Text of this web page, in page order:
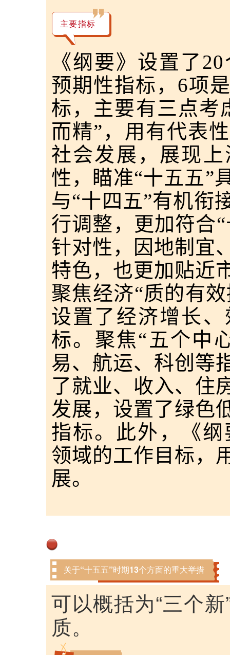
主要指标
《纲要》设置了
预期性指标，6项
标，主要有三点考
而精”，用有代表
社会发展，展现
性，瞄准“十五五”
与“十四五”有机衔
行调整，更加符合
针对性，因地制宜
特色，也更加贴近
聚焦经济“质的有
设置了经济增长
标。聚焦“五个中
易、航运、科创等
了就业、收入、住
发展，设置了绿色
指标。此外，《
领域的工作目标，
展。
关于“十五五”时期13个方面的重大举措
可以概括为“三个
质。